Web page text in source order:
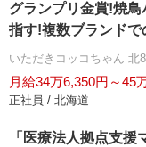
グランプリ金賞!焼鳥
指す!複数ブランドで
いただきコッコちゃん 北
月給34万6,350円～45
正社員 / 北海道
「医療法人拠点支